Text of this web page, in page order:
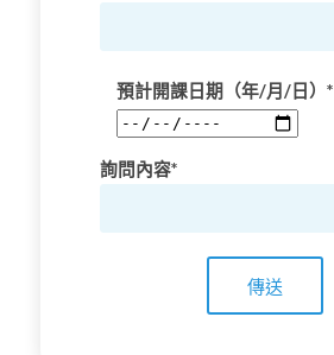
預計開課日期（年/月/日）*
詢問內容*